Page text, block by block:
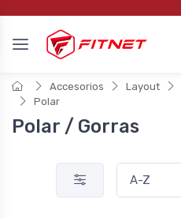
Accesorios Layout
Polar
Polar / Gorras